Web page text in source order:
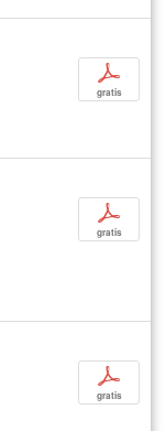
p
gratis
p
gratis
p
gratis